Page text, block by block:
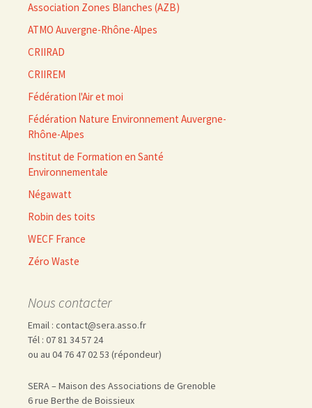
Association Zones Blanches (AZB)
ATMO Auvergne-Rhône-Alpes
CRIIRAD
CRIIREM
Fédération l'Air et moi
Fédération Nature Environnement Auvergne-
Rhône-Alpes
Institut de Formation en Santé
Environnementale
Négawatt
Robin des toits
WECF France
Zéro Waste
Nous contacter
Email : contact@sera.asso.fr
Tél : 07 81 34 57 24
ou au 04 76 47 02 53 (répondeur)
SERA – Maison des Associations de Grenoble
6 rue Berthe de Boissieux